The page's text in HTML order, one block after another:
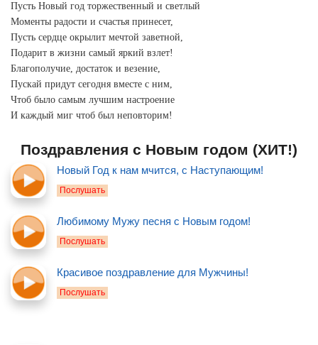
Пусть Новый год торжественный и светлый
Моменты радости и счастья принесет,
Пусть сердце окрылит мечтой заветной,
Подарит в жизни самый яркий взлет!
Благополучие, достаток и везение,
Пускай придут сегодня вместе с ним,
Чтоб было самым лучшим настроение
И каждый миг чтоб был неповторим!
Поздравления с Новым годом (ХИТ!)
Новый Год к нам мчится, с Наступающим!
Послушать
Любимому Мужу песня с Новым годом!
Послушать
Красивое поздравление для Мужчины!
Послушать